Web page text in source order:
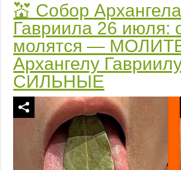
💒 Собор Архангела
Гавриила 26 июля:
молятся —
Архангелу
СИЛЬНЫЕ